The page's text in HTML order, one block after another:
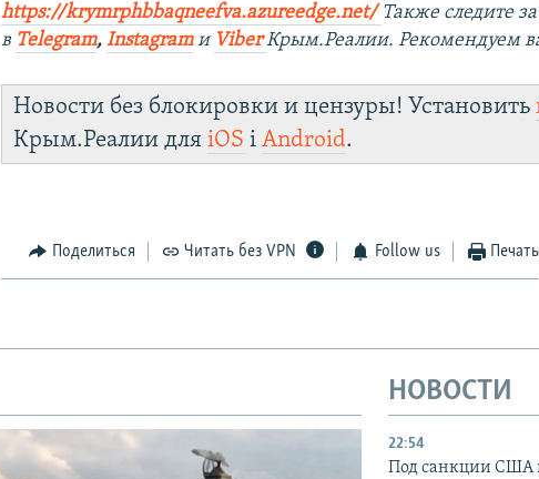
https://krymrphbbaqneefva.azureedge.net/ Также следите
в Telegram, Instagram и ViberКрым.Реалии. Рекомендуем
Новости без блокировки и цензуры! Установить
Крым.Реалии дляiOS іAndroid.
Поделиться Читать без VPN Follow us Печать
НОВОСТИ
22:54
Под санкции США